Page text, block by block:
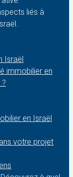
liés à
Israël
immobilier en
en Israël
votre projet